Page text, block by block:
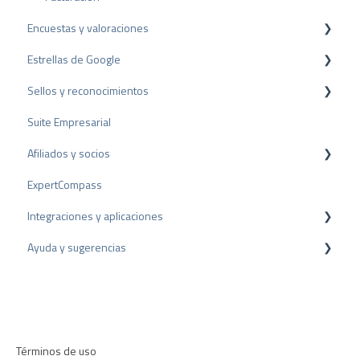
Encuestas y valoraciones
Reseñas
Encuestas
Otras fuentes
Compartir Reseñas
Reseñas negativas
Proceso de Arbitraje
Consejos sobre reseñas
Estrellas de Google
Rich Snippet
Sellos y reconocimientos
Sello PRO
Sello de valoración
Premios
Suite Empresarial
Afiliados y socios
Programa de partners
Recomendación
ExpertCompass
Integraciones y aplicaciones
Plugins para CMS
Ayuda y sugerencias
Términos de uso